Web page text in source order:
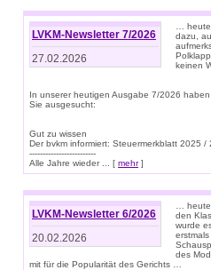
LVKM-Newsletter 7/2026
27.02.2026
…
dazu,
keinen
In unserer heutigen Ausgabe 7/2026
Sie ausgesucht:
Gut zu wissen
Der bvkm informiert: Steuermerkblatt 2025 /
-------------------------
Alle Jahre wieder ... [ mehr]
LVKM-Newsletter 6/2026
20.02.2026
…
den
wurde
des
mit für die Popularität des Gerichts …